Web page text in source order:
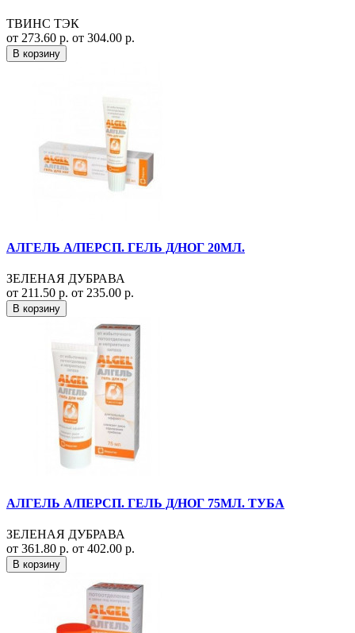
ТВИНС ТЭК
от 273.60 р. от 304.00 р.
В корзину
АЛГЕЛЬ А/ПЕРСП. ГЕЛЬ Д/НОГ 20МЛ.
ЗЕЛЕНАЯ ДУБРАВА
от 211.50 р. от 235.00 р.
В корзину
АЛГЕЛЬ А/ПЕРСП. ГЕЛЬ Д/НОГ 75МЛ. ТУБА
ЗЕЛЕНАЯ ДУБРАВА
от 361.80 р. от 402.00 р.
В корзину